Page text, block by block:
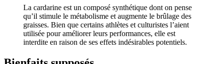
La cardarine est un composé synthétique dont on pense
qu’il stimule le métabolisme et augmente le brûlage des
graisses. Bien que certains athlètes et culturistes l’aient
utilisée pour améliorer leurs performances, elle est
interdite en raison de ses effets indésirables potentiels.